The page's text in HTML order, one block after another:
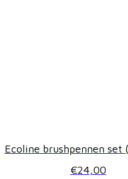
Ecoline brushpennen set
€24,00